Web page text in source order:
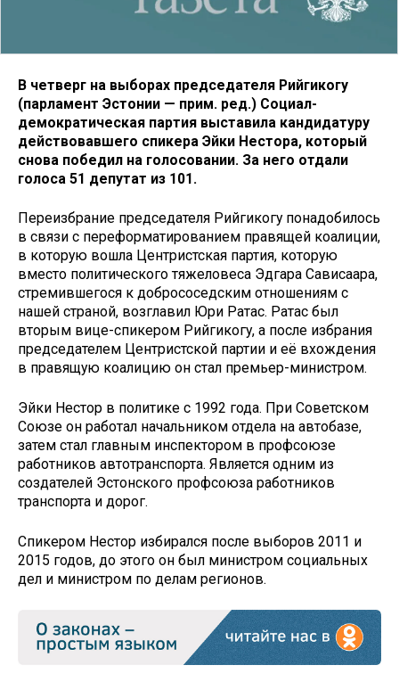
В четверг на выборах председателя Рийгикогу
(парламент Эстонии — прим. ред.) Социал-
демократическая партия выставила кандидатуру
действовавшего спикера Эйки Нестора, который
снова победил на голосовании. За него отдали
голоса 51 депутат из 101.
Переизбрание председателя Рийгикогу понадобилось
в связи с переформатированием правящей коалиции,
в которую вошла Центристская партия, которую
вместо политического тяжеловеса Эдгара Сависаара,
стремившегося к добрососедским отношениям с
нашей страной, возглавил Юри Ратас. Ратас был
вторым вице-спикером Рийгикогу, а после избрания
председателем Центристской партии и её вхождения
в правящую коалицию он стал премьер-министром.
Эйки Нестор в политике с 1992 года. При Советском
Союзе он работал начальником отдела на автобазе,
затем стал главным инспектором в профсоюзе
работников автотранспорта. Является одним из
создателей Эстонского профсоюза работников
транспорта и дорог.
Спикером Нестор избирался после выборов 2011 и
2015 годов, до этого он был министром социальных
дел и министром по делам регионов.